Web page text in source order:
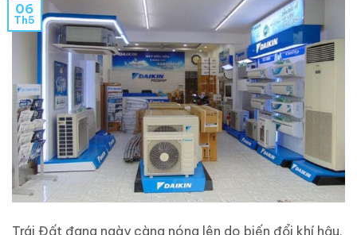
06
Th5
Trái Đất đang ngày càng nóng lên do biến đổi khí hậu,